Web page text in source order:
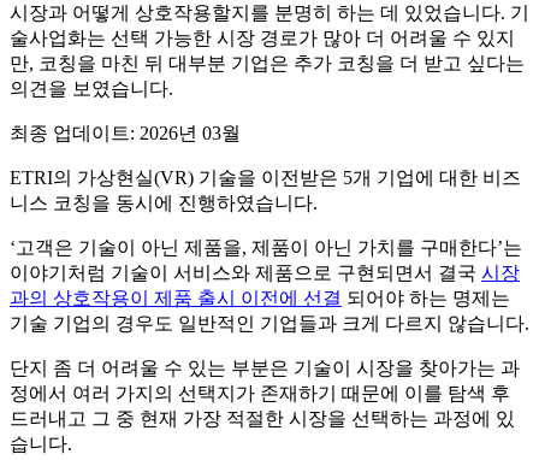
시장과 어떻게 상호작용할지를 분명히 하는 데 있었습니다. 기
술사업화는 선택 가능한 시장 경로가 많아 더 어려울 수 있지
만, 코칭을 마친 뒤 대부분 기업은 추가 코칭을 더 받고 싶다는
의견을 보였습니다.
최종 업데이트: 2026년 03월
ETRI의 가상현실(VR) 기술을 이전받은 5개 기업에 대한 비즈
니스 코칭을 동시에 진행하였습니다.
‘고객은 기술이 아닌 제품을, 제품이 아닌 가치를 구매한다’는
이야기처럼 기술이 서비스와 제품으로 구현되면서 결국 시장
과의 상호작용이 제품 출시 이전에 선결 되어야 하는 명제는
기술 기업의 경우도 일반적인 기업들과 크게 다르지 않습니다.
단지 좀 더 어려울 수 있는 부분은 기술이 시장을 찾아가는 과
정에서 여러 가지의 선택지가 존재하기 때문에 이를 탐색 후
드러내고 그 중 현재 가장 적절한 시장을 선택하는 과정에 있
습니다.